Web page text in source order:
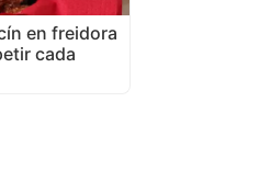
en freidora
cada